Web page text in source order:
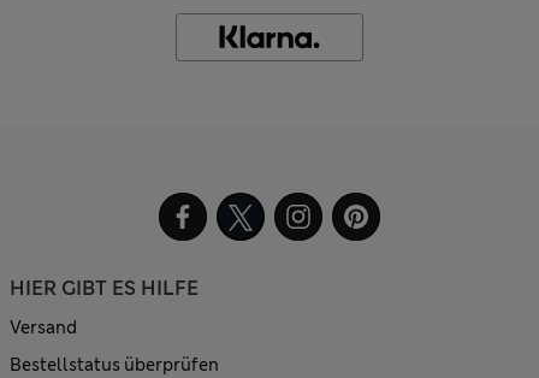
HIER GIBT ES HILFE
Versand
Bestellstatus überprüfen